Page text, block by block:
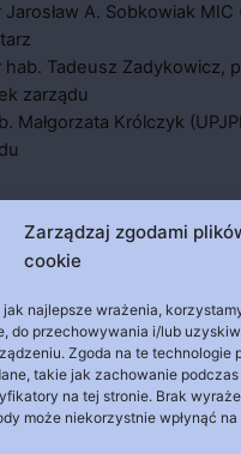
Zarządzaj zgodami
cookie
najlepsze wrażenia,
do przechowywania i/lub
Zgoda na te technologie
takie jak zachowanie
na tej stronie. Brak
może niekorzystnie wpłynąć
Jarosław A. Sobkowiak MIC
hab. Tadeusz Zadykowicz,
zarządu
Małgorzata Królczyk
Moralistów